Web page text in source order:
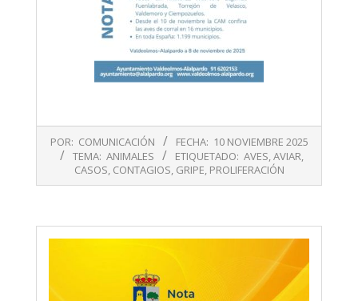
11-
POR: COMUNICACIÓN FECHA: 10 NOVIEMBRE 2025
TEMA: ANIMALES ETIQUETADO: AVES,AVIAR,
CASOS, CONTAGIOS, GRIPE, PROLIFERACIÓN